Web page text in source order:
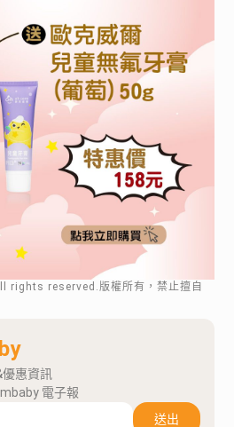
rights reserved.版權所有，禁止擅自
惠資訊
電子報
送出